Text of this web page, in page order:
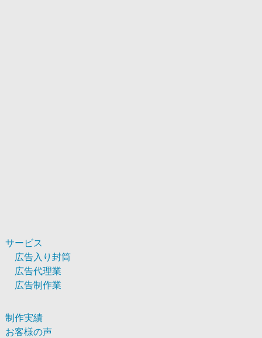
サービス
広告入り封筒
広告代理業
広告制作業
制作実績
お客様の声